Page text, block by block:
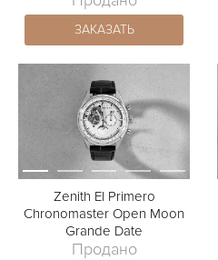
ЗАКАЗАТЬ
Zenith El Primero
Chronomaster Open Moon
Grande Date
Продано